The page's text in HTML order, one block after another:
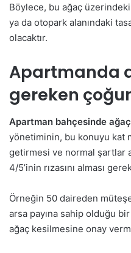
Böylece, bu ağaç üzerindeki
ya da otopark alanındaki
olacaktır.
Apartmanda
gereken
Apartman bahçesinde
yönetiminin, bu konuyu kat
getirmesi ve normal şartlar
4/5’inin rızasını alması
Örneğin 50 daireden
arsa payına sahip olduğu
ağaç kesilmesine onay